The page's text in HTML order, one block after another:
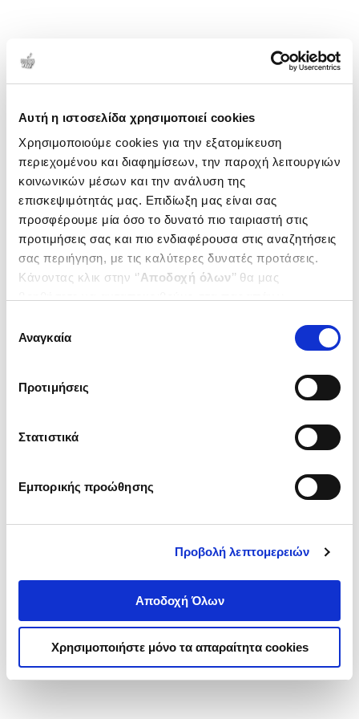
Αυτή η ιστοσελίδα χρησιμοποιεί cookies
Χρησιμοποιούμε cookies για την εξατομίκευση
περιεχομένου και διαφημίσεων, την παροχή λειτουργιών
κοινωνικών μέσων και την ανάλυση της
επισκεψιμότητάς μας. Επιδίωξη μας είναι σας
προσφέρουμε μία όσο το δυνατό πιο ταιριαστή στις
προτιμήσεις σας και πιο ενδιαφέρουσα στις αναζητήσεις
σας περιήγηση, με τις καλύτερες δυνατές προτάσεις.
Κάνοντας κλικ στην ‘’Αποδοχή όλων’’ θα μας
ενδιαφέρουν και να επιλέξετε από τα παρακάτω με την
΄΄και να ενημερωθείτε σχετικά με
συγκατάθεσης
Αναγκαία
Προτιμήσεις
Στατιστικά
Εμπορικής προώθησης
Προβολή λεπτομερειών
Αποδοχή Όλων
Χρησιμοποιήστε μόνο τα απαραίτητα cookies